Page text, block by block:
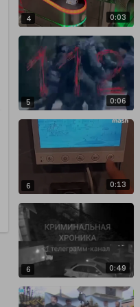
4 0:03
5 0:06
6 0:13
6 0:49